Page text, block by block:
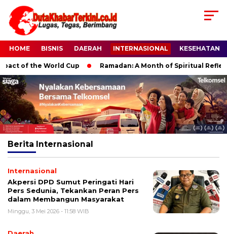
HOME BISNIS DAERAH INTERNASIONAL KESEHATAN
of the World Cup Ramadan: A Month of Spiritual
Berita Internasional
Internasional
Akpersi DPD Sumut Peringati Hari
Pers Sedunia, Tekankan Peran Pers
dalam Membangun Masyarakat
Minggu, 3 Mei 2026 - 11:58 WIB